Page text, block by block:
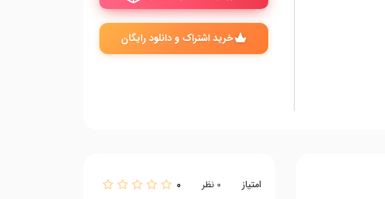
خرید اشتراک و دانلود رایگان
امتیاز 0 نظر 0